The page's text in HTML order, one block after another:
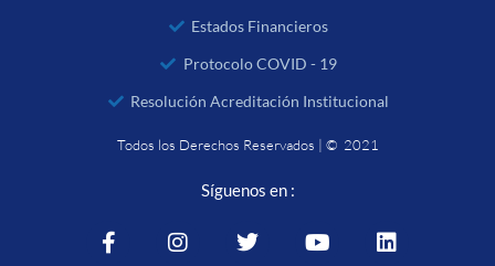
Estados Financieros
Protocolo COVID - 19
Resolución Acreditación Institucional
Todos los Derechos Reservados | © 2021
Síguenos en :